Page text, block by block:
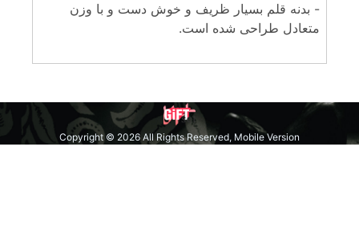
- بدنه قلم بسیار ظریف و خوش دست و با وزن
متعادل طراحی شده است.
Copyright © 2026 All Rights Reserved, Mobile Version